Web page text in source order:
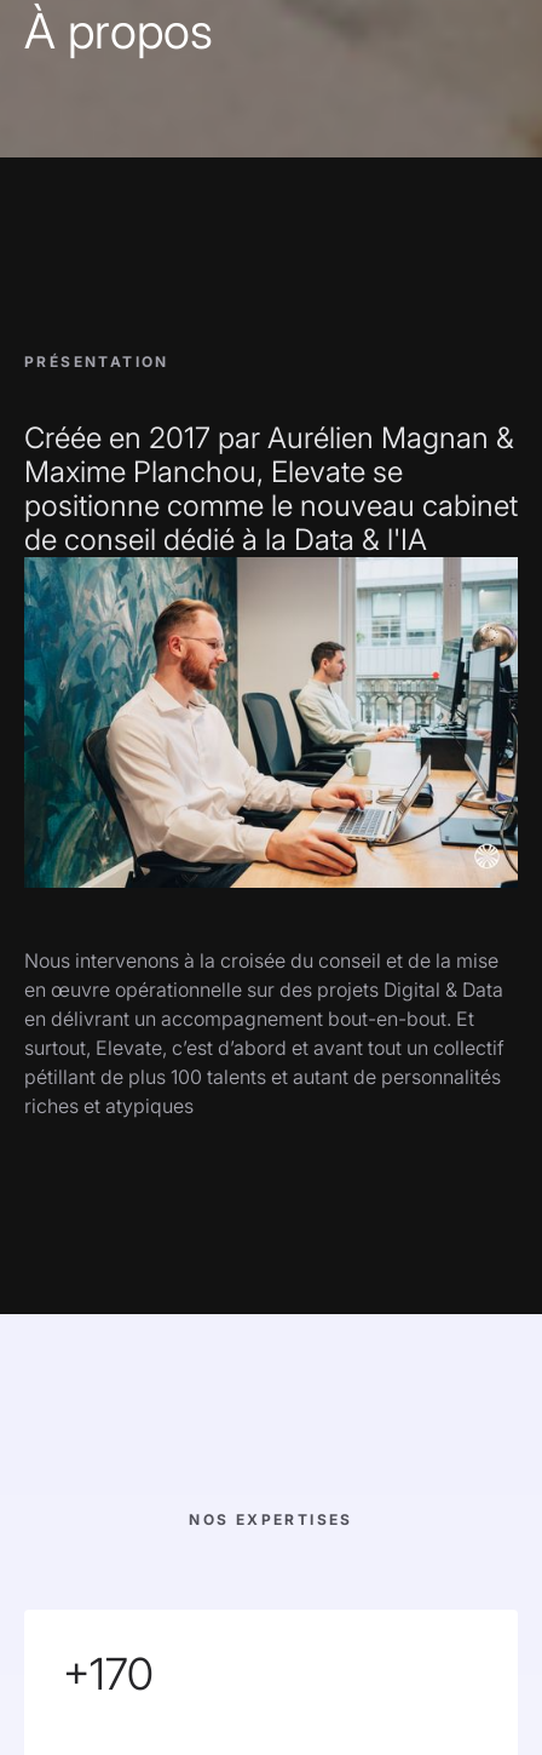
À propos
PRÉSENTATION
Créée en 2017 par Aurélien Magnan &
Maxime Planchou, Elevate se
positionne comme le nouveau cabinet
de conseil dédié à la Data & l'IA
Nous intervenons à la croisée du conseil et de la mise
en œuvre opérationnelle sur des projets Digital & Data
en délivrant un accompagnement bout-en-bout. Et
surtout, Elevate, c’est d’abord et avant tout un collectif
pétillant de plus 100 talents et autant de personnalités
riches et atypiques
NOS EXPERTISES
+170